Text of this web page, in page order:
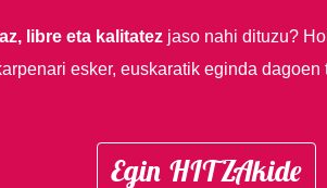
libre eta kalitatezjaso nahi dituzu?
esker, euskaratik eginda
Egin HITZAkide